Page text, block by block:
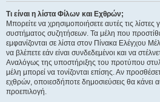
Τι είναι η λίστα Φίλων και Εχθρών;
Μπορείτε να χρησιμοποιήσετε αυτές τις
συστήματος συζητήσεων. Τα μέλη που
εμφανίζονται σε λίστα στον Πίνακα Ελέγχου
να βλέπετε εάν είναι συνδεδεμένοι και να
Αναλόγως της υποστήριξης του προτύπου
μέλη μπορεί να τονίζονται επίσης. Αν
εχθρών, οποιεσδήποτε δημοσιεύσεις θα κάνει
προεπιλογή.